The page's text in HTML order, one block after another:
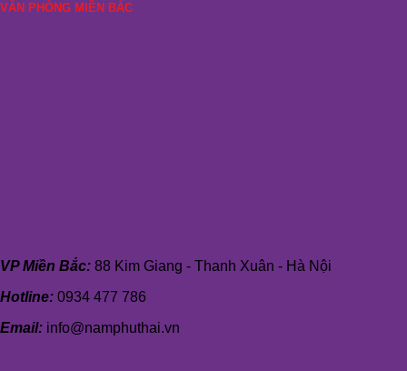
VĂN PHÒNG MIỀN BẮC
VP Miền Bắc: 88 Kim Giang - Thanh Xuân - Hà Nội
Hotline: 0934 477 786
Email: info@namphuthai.vn